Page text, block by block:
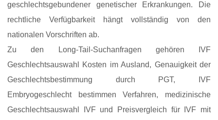
geschlechtsgebundener genetischer Erkrankungen. Die
rechtliche Verfügbarkeit hängt vollständig von den
nationalen Vorschriften ab.
Zu den Long‑Tail‑Suchanfragen gehören IVF
Geschlechtsauswahl Kosten im Ausland, Genauigkeit der
Geschlechtsbestimmung durch PGT, IVF
Embryogeschlecht bestimmen Verfahren, medizinische
Geschlechtsauswahl IVF und Preisvergleich für IVF mit